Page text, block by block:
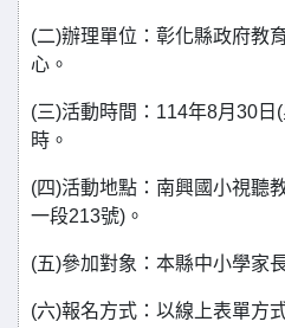
(二)辦理單位：彰化縣政府教
心。
(三)活動時間：114年8月30日
時。
(四)活動地點：南興國小視聽
一段213號)。
(五)參加對象：本縣中小學家
(六)報名方式：以線上表單方